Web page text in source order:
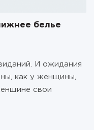
белье
И ожидания
как у женщины,
свои